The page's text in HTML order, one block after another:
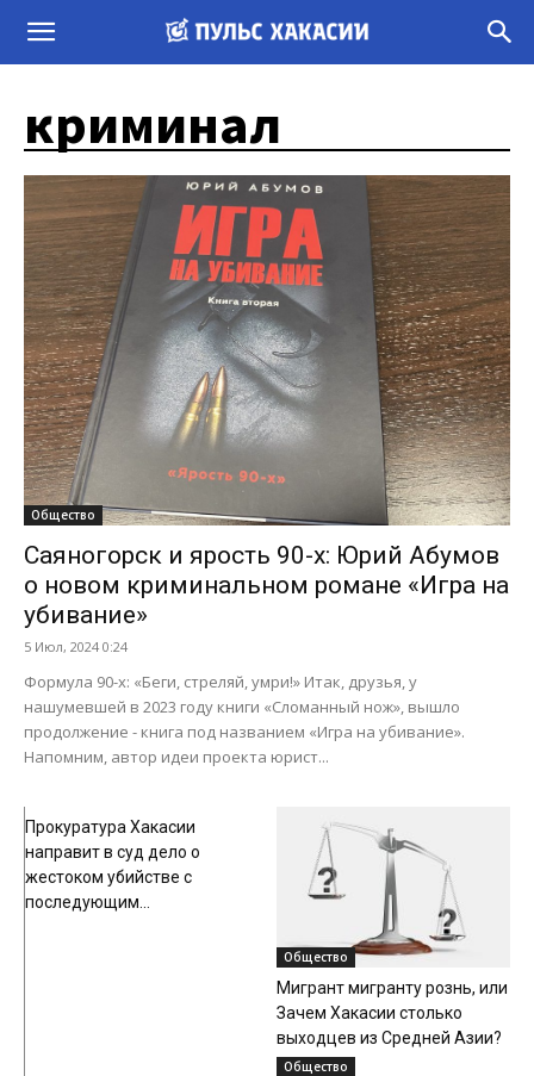
криминал
Общество
Саяногорск и ярость 90-х: Юрий Абумов
о новом криминальном романе «Игра на
убивание»
5 Июл, 2024 0:24
Формула 90-х: «Беги, стреляй, умри!» Итак, друзья, у
нашумевшей в 2023 году книги «Сломанный нож», вышло
продолжение - книга под названием «Игра на убивание».
Напомним, автор идеи проекта юрист...
Прокуратура Хакасии
направит в суд дело о
жестоком убийстве с
последующим...
Общество
Мигрант мигранту рознь, или
Зачем Хакасии столько
выходцев из Средней Азии?
Общество